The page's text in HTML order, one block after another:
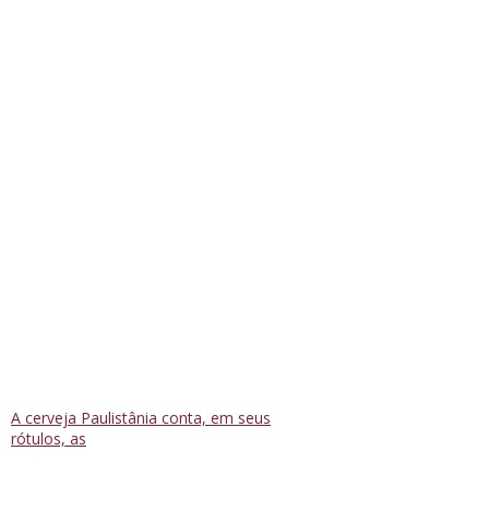
A cerveja Paulistânia conta, em seus
rótulos, as